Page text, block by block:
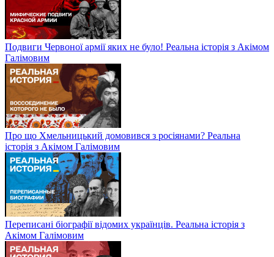
Подвиги Червоної армії яких не було! Реальна історія з Акімом
Галімовим
Про що Хмельницький домовився з росіянами? Реальна
історія з Акімом Галімовим
Переписані біографії відомих українців. Реальна історія з
Акімом Галімовим